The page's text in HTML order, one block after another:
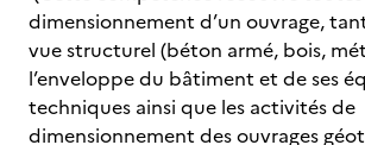
dimensionnement d’un ouvrage,
vue structurel (béton armé, bois,
l’enveloppe du bâtiment et de ses
techniques ainsi que les activités de
dimensionnement des ouvrages